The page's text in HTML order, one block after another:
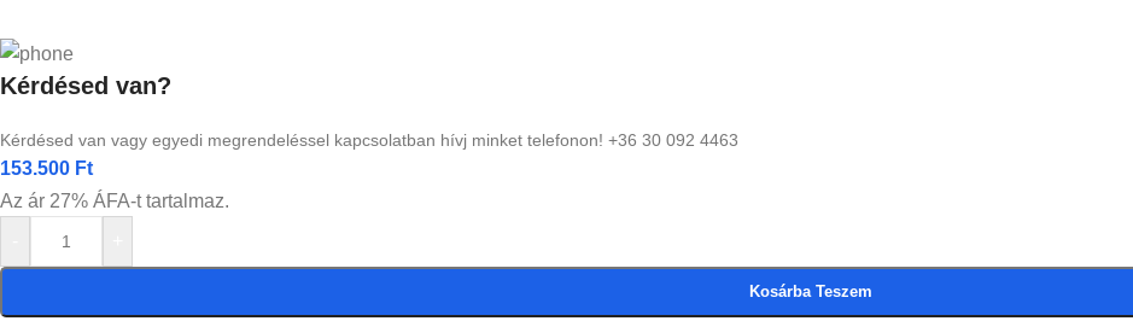
Kérdésed van?
Kérdésed van vagy egyedi megrendeléssel kapcsolatban hívj minket telefonon! +36 30 092 4463
153.500 Ft
Az ár 27% ÁFA-t tartalmaz.
Kosárba Teszem